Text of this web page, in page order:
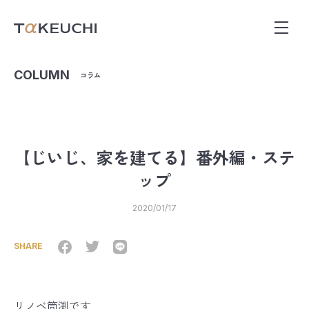
COLUMN コラム
【じいじ、家を建てる】番外編・ステ
ップ
2020/01/17
SHARE
リノベ筒渕です